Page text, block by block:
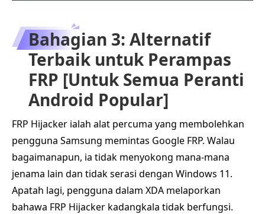
Bahagian 3: Alternatif
Terbaik untuk Perampas
FRP [Untuk Semua Peranti
Android Popular]
FRP Hijacker ialah alat percuma yang membolehkan
pengguna Samsung memintas Google FRP. Walau
bagaimanapun, ia tidak menyokong mana-mana
jenama lain dan tidak serasi dengan Windows 11.
Apatah lagi, pengguna dalam XDA melaporkan
bahawa FRP Hijacker kadangkala tidak berfungsi.